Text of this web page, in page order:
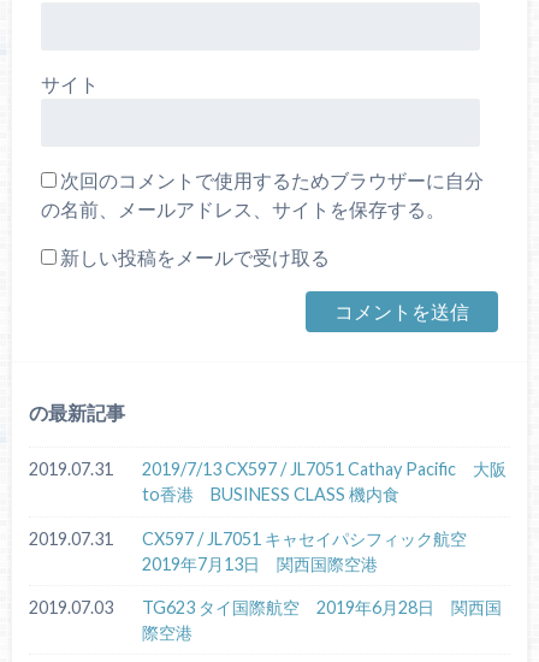
サイト
次回のコメントで使用するためブラウザーに自分
の名前、メールアドレス、サイトを保存する。
新しい投稿をメールで受け取る
の最新記事
2019.07.31
2019/7/13 CX597 / JL7051 Cathay Pacific 大阪
to香港 BUSINESS CLASS 機内食
2019.07.31
CX597 / JL7051 キャセイパシフィック航空
2019年7月13日 関西国際空港
2019.07.03
TG623 タイ国際航空 2019年6月28日 関西国
際空港